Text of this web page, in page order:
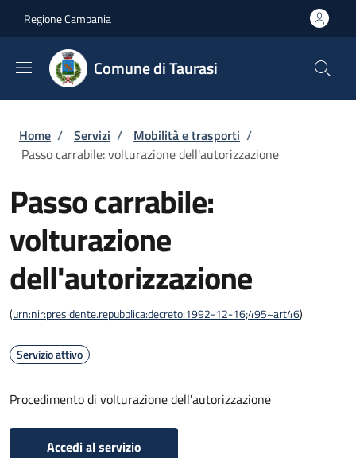
Regione Campania
Comune di Taurasi
Briciole di pane
Home / Servizi / Mobilità e trasporti /
Passo carrabile: volturazione dell'autorizzazione
Passo carrabile:
volturazione
dell'autorizzazione
(urn:nir:presidente.repubblica:decreto:1992-12-16;495~art46)
Servizio attivo
Procedimento di volturazione dell'autorizzazione
Accedi al servizio